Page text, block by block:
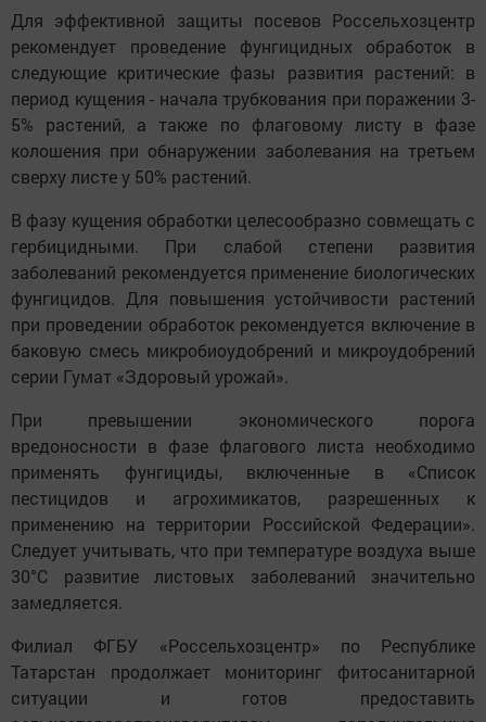
Для эффективной защиты посевов Россельхозцентр
рекомендует проведение фунгицидных обработок в
следующие критические фазы развития растений: в
период кущения - начала трубкования при поражении 3-
5% растений, а также по флаговому листу в фазе
колошения при обнаружении заболевания на третьем
сверху листе у 50% растений.
В фазу кущения обработки целесообразно совмещать с
гербицидными. При слабой степени развития
заболеваний рекомендуется применение биологических
фунгицидов. Для повышения устойчивости растений
при проведении обработок рекомендуется включение в
баковую смесь микробиоудобрений и микроудобрений
серии Гумат «Здоровый урожай».
При превышении экономического порога
вредоносности в фазе флагового листа необходимо
применять фунгициды, включенные в «Список
пестицидов и агрохимикатов, разрешенных к
применению на территории Российской Федерации».
Следует учитывать, что при температуре воздуха выше
30°С развитие листовых заболеваний значительно
замедляется.
Филиал ФГБУ «Россельхозцентр» по Республике
Татарстан продолжает мониторинг фитосанитарной
ситуации и готов предоставить